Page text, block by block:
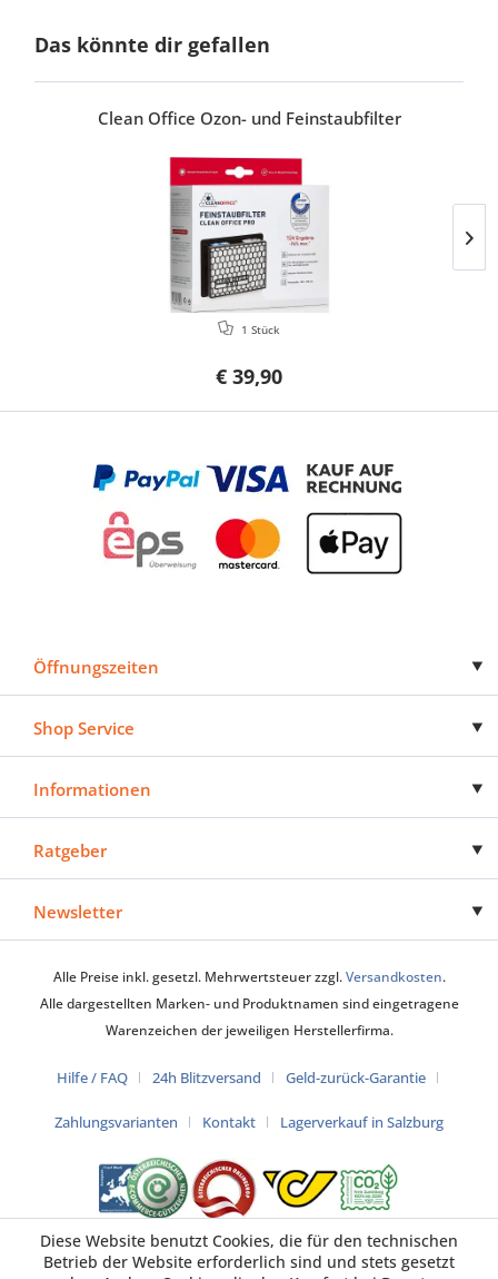
Das könnte dir gefallen
Clean Office Ozon- und Feinstaubfilter
€ 39,90
1 Stück
Öffnungszeiten
Shop Service
Informationen
Ratgeber
Newsletter
Alle Preise inkl. gesetzl. Mehrwertsteuer zzgl.Versandkosten.
Alle dargestellten Marken- und Produktnamen sind eingetragene
Warenzeichen der jeweiligen Herstellerfirma.
Hilfe / FAQ 24h Blitzversand Geld-zurück-Garantie
Zahlungsvarianten Kontakt Lagerverkauf in Salzburg
Diese Website benutzt Cookies, die für den technischen
Betrieb der Website erforderlich sind und stets gesetzt